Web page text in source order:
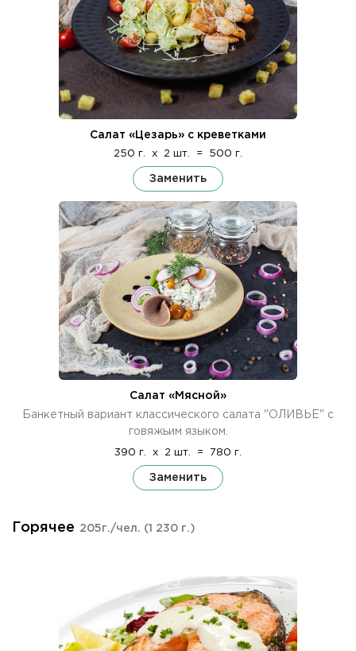
Салат «Цезарь» с креветками
250 г. x 2 шт. = 500 г.
Заменить
Салат «Мясной»
Банкетный вариант классического салата "ОЛИВЬЕ" с
говяжьим языком.
390 г. x 2 шт. = 780 г.
Заменить
Горячее 205г./чел. (1 230 г.)